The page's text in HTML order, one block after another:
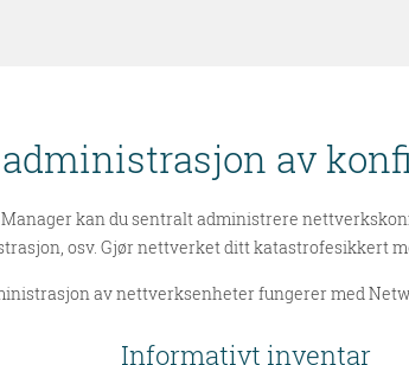
av
kan du sentralt administrere
osv. Gjør nettverket ditt katastrofesikkert
av nettverksenheter fungerer med
Informativt inventar